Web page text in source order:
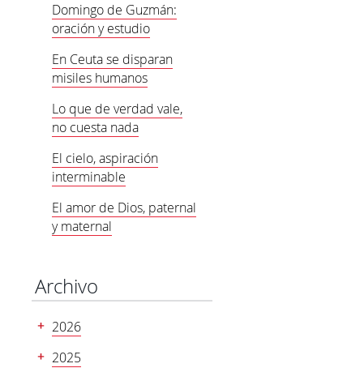
Domingo de Guzmán:
oración y estudio
En Ceuta se disparan
misiles humanos
Lo que de verdad vale,
no cuesta nada
El cielo, aspiración
interminable
El amor de Dios, paternal
y maternal
Archivo
2026
2025